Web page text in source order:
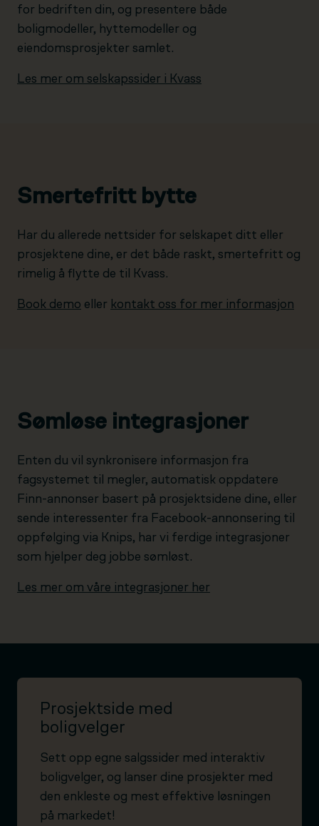
for bedriften din, og presentere både
boligmodeller, hyttemodeller og
eiendomsprosjekter samlet.
Les mer om selskapssider i Kvass
Smertefritt bytte
Har du allerede nettsider for selskapet ditt eller
prosjektene dine, er det både raskt, smertefritt og
rimelig å flytte de til Kvass.
Book demo eller kontakt oss for mer informasjon
Sømløse integrasjoner
Enten du vil synkronisere informasjon fra
fagsystemet til megler, automatisk oppdatere
Finn-annonser basert på prosjektsidene dine, eller
sende interessenter fra Facebook-annonsering til
oppfølging via Knips, har vi ferdige integrasjoner
som hjelper deg jobbe sømløst.
Les mer om våre integrasjoner her
Prosjektside med
boligvelger
Sett opp egne salgssider med interaktiv
boligvelger, og lanser dine prosjekter med
den enkleste og mest effektive løsningen
på markedet!